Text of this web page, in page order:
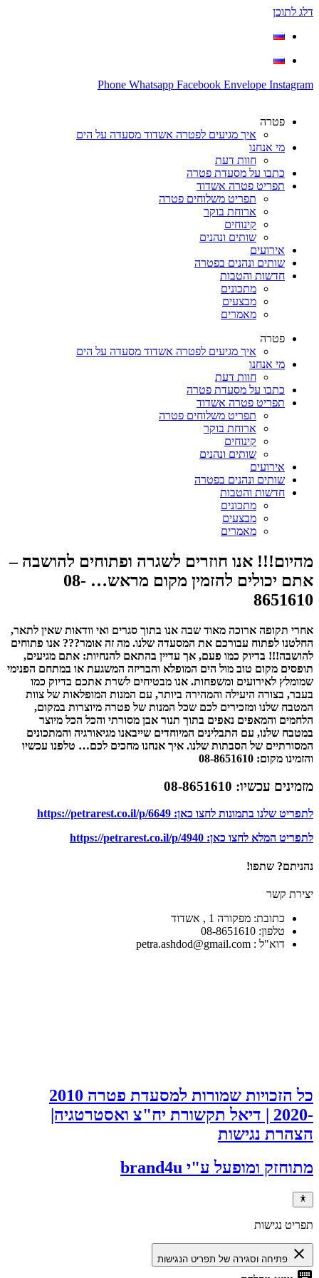
דלג לתוכן
Phone Whatsapp Facebook Envelope Instagram
פטרה
איך מגיעים לפטרה אשדוד מסעדה על הים
מי אנחנו
חוות דעת
כתבו על מסעדת פטרה
תפריט פטרה אשדוד
תפריט משלוחים פטרה
ארוחת בוקר
קינוחים
שותים ונהנים
אירועים
שותים ונהנים בפטרה
חדשות והטבות
מתכונים
מבצעים
מאמרים
פטרה
איך מגיעים לפטרה אשדוד מסעדה על הים
מי אנחנו
חוות דעת
כתבו על מסעדת פטרה
תפריט פטרה אשדוד
תפריט משלוחים פטרה
ארוחת בוקר
קינוחים
שותים ונהנים
אירועים
שותים ונהנים בפטרה
חדשות והטבות
מתכונים
מבצעים
מאמרים
מהיום!!! אנו חוזרים לשגרה ופתוחים להושבה –
אתם יכולים להזמין מקום מראש… 08-
8651610
אחרי תקופה ארוכה מאוד שבה אנו בתוך סגרים ואי וודאות שאין לתאר,
החלטנו לפתוח עבורכם את המסעדה שלנו. מה זה אומר??? אנו פתוחים
להושבה!!! בדיוק כמו פעם, אך עדיין בהתאם להנחיות: אתם מגיעים,
תופסים מקום טוב מול הים המופלא והבריזה המשגעת או במתחם הפנימי
שמומלץ לאירועים ומשפחות. אנו מבטיחים לשרת אתכם בדיוק כמו
בעבר, בצורה היעילה והמהירה ביותר, עם המנות המופלאות של צוות
המטבח שלנו ומזכירים לכם שכל המנות של פטרה מיוצרות במקום,
הלחמים והמאפים נאפים בתוך תנור אבן מסורתי והכל הכל מיוצר
במטבח שלנו, עם התבלינים המיוחדים שייבאנו מגיאורגיה והמתכונים
המסורתיים של הסבתות שלנו. איך אנחנו מחכים לכם… טלפנו עכשיו
והזמינו מקום: 08-8651610
מזמינים עכשיו: 08-8651610
לתפריט שלנו בתמונות לחצו כאן: https://petrarest.co.il/p/6649
לתפריט המלא לחצו כאן: https://petrarest.co.il/p/4940
נהניתם? שתפו!
יצירת קשר
כתובת: מפקורה 1 , אשדוד
טלפון: 08-8651610
דוא"ל : petra.ashdod@gmail.com
כל הזכויות שמורות למסעדת פטרה 2010
-2020 | דיאל תקשורת יח"צ ואסטרטגיה|
הצהרת נגישות
מתוחזק ומופעל ע"י brand4u
תפריט נגישות
close פתיחה וסגירה של תפריט הנגישות